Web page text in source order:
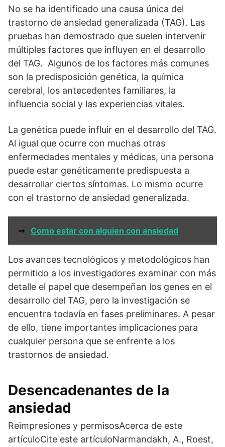
No se ha identificado una causa única del
trastorno de ansiedad generalizada (TAG). Las
pruebas han demostrado que suelen intervenir
múltiples factores que influyen en el desarrollo
del TAG. Algunos de los factores más comunes
son la predisposición genética, la química
cerebral, los antecedentes familiares, la
influencia social y las experiencias vitales.
La genética puede influir en el desarrollo del TAG.
Al igual que ocurre con muchas otras
enfermedades mentales y médicas, una persona
puede estar genéticamente predispuesta a
desarrollar ciertos síntomas. Lo mismo ocurre
con el trastorno de ansiedad generalizada.
➞ Como estar con alguien con ansiedad
Los avances tecnológicos y metodológicos han
permitido a los investigadores examinar con más
detalle el papel que desempeñan los genes en el
desarrollo del TAG, pero la investigación se
encuentra todavía en fases preliminares. A pesar
de ello, tiene importantes implicaciones para
cualquier persona que se enfrente a los
trastornos de ansiedad.
Desencadenantes de la
ansiedad
Reimpresiones y permisosAcerca de este
artículoCite este artículoNarmandakh, A., Roest,